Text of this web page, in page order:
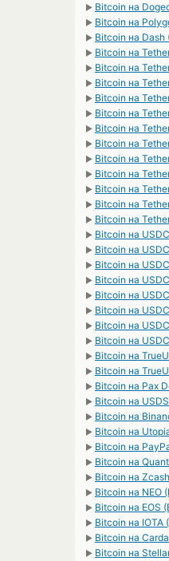
► Bitcoin на
► Bitcoin на
► Bitcoin на Dash
► Bitcoin на
► Bitcoin на
► Bitcoin на
► Bitcoin на
► Bitcoin на
► Bitcoin на
► Bitcoin на
► Bitcoin на
► Bitcoin на
► Bitcoin на
► Bitcoin на
► Bitcoin на
► Bitcoin на
► Bitcoin на
► Bitcoin на
► Bitcoin на
► Bitcoin на
► Bitcoin на
► Bitcoin на
► Bitcoin на
► Bitcoin на
► Bitcoin на
► Bitcoin на Pax
► Bitcoin на
► Bitcoin на
► Bitcoin на
► Bitcoin на
► Bitcoin на
► Bitcoin на
► Bitcoin на NEO
► Bitcoin на EOS
► Bitcoin на IOTA
► Bitcoin на
► Bitcoin на